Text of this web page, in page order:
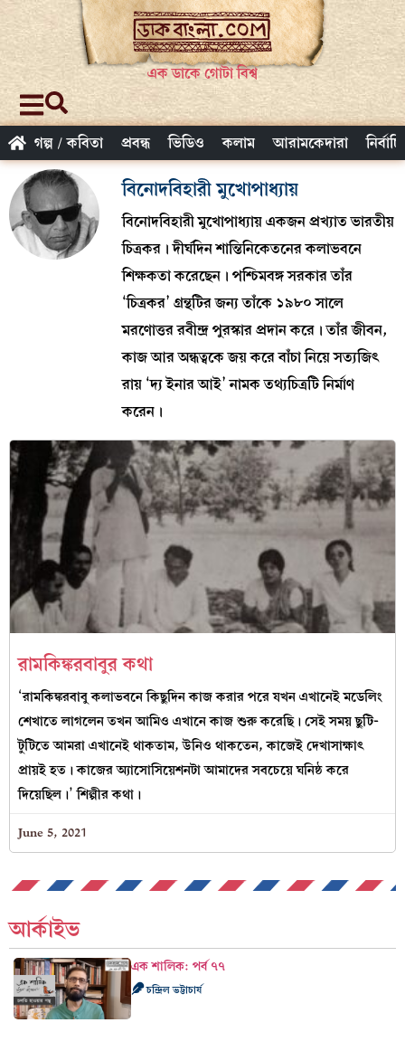
এক ডাকে গোটা বিশ্ব
গল্প / কবিতা প্রবন্ধ ভিডিও কলাম আরামকেদারা
বিনোদবিহারী মুখোপাধ্যায়
বিনোদবিহারী মুখোপাধ্যায় একজন প্রখ্যাত ভারতীয়
চিত্রকর। দীর্ঘদিন শান্তিনিকেতনের কলাভবনে
শিক্ষকতা করেছেন। পশ্চিমবঙ্গ সরকার তাঁর
‘চিত্রকর’ গ্রন্থটির জন্য তাঁকে ১৯৮০ সালে
মরণোত্তর রবীন্দ্র পুরস্কার প্রদান করে। তাঁর জীবন,
কাজ আর অন্ধত্বকে জয় করে বাঁচা নিয়ে সত্যজিৎ
রায় ‘দ্য ইনার আই’ নামক তথ্যচিত্রটি নির্মাণ
করেন।
রামকিঙ্করবাবুর কথা
‘রামকিঙ্করবাবু কলাভবনে কিছুদিন কাজ করার পরে যখন এখানেই মডেলিং
শেখাতে লাগলেন তখন আমিও এখানে কাজ শুরু করেছি। সেই সময় ছুটি-
টুটিতে আমরা এখানেই থাকতাম, উনিও থাকতেন, কাজেই দেখাসাক্ষাৎ
প্রায়ই হত। কাজের অ্যাসোসিয়েশনটা আমাদের সবচেয়ে ঘনিষ্ঠ করে
দিয়েছিল।’ শিল্পীর কথা।
June 5, 2021
আর্কাইভ
এক শালিক: পর্ব ৭৭
চন্দ্রিল ভট্টাচার্য